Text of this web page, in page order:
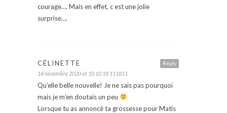
courage…. Mais en effet, c est une jolie
surprise….
Reply
CÉLINETTE
14 novembre 2020 at 10 10 18 111811
Qu’elle belle nouvelle! Je ne sais pas pourquoi
mais je m’en doutais un peu
Lorsque tu as annoncé ta grossesse pour Matis